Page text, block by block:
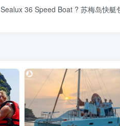
Sealux 36 Speed Boat ? 苏梅岛快艇